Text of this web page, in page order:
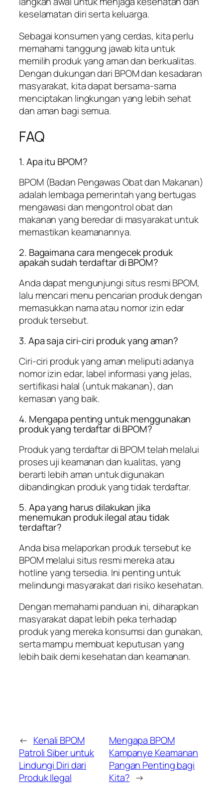
keselamatan diri serta keluarga.
Sebagai konsumen yang cerdas, kita perlu
memahami tanggung jawab kita untuk
memilih produk yang aman dan berkualitas.
Dengan dukungan dari BPOM dan kesadaran
masyarakat, kita dapat bersama-sama
menciptakan lingkungan yang lebih sehat
dan aman bagi semua.
FAQ
1. Apa itu BPOM?
BPOM (Badan Pengawas Obat dan Makanan)
adalah lembaga pemerintah yang bertugas
mengawasi dan mengontrol obat dan
makanan yang beredar di masyarakat untuk
memastikan keamanannya.
2. Bagaimana cara mengecek produk
apakah sudah terdaftar di BPOM?
Anda dapat mengunjungi situs resmi BPOM,
lalu mencari menu pencarian produk dengan
memasukkan nama atau nomor izin edar
produk tersebut.
3. Apa saja ciri-ciri produk yang aman?
Ciri-ciri produk yang aman meliputi adanya
nomor izin edar, label informasi yang jelas,
sertifikasi halal (untuk makanan), dan
kemasan yang baik.
4. Mengapa penting untuk menggunakan
produk yang terdaftar di BPOM?
Produk yang terdaftar di BPOM telah melalui
proses uji keamanan dan kualitas, yang
berarti lebih aman untuk digunakan
dibandingkan produk yang tidak terdaftar.
5. Apa yang harus dilakukan jika
menemukan produk ilegal atau tidak
terdaftar?
Anda bisa melaporkan produk tersebut ke
BPOM melalui situs resmi mereka atau
hotline yang tersedia. Ini penting untuk
melindungi masyarakat dari risiko kesehatan.
Dengan memahami panduan ini, diharapkan
masyarakat dapat lebih peka terhadap
produk yang mereka konsumsi dan gunakan,
serta mampu membuat keputusan yang
lebih baik demi kesehatan dan keamanan.
← Kenali BPOM
Patroli Siber untuk
Lindungi Diri dari
Produk Ilegal
Mengapa BPOM
Kampanye Keamanan
Pangan Penting bagi
Kita? →